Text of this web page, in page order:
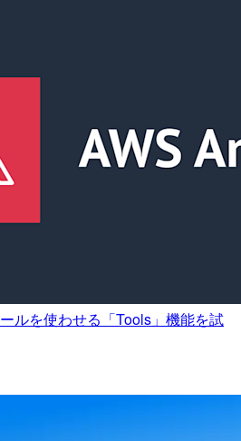
ルを使わせる「Tools」機能を試